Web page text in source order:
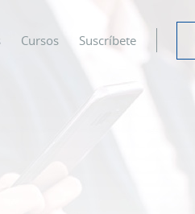
Cursos Suscríbete